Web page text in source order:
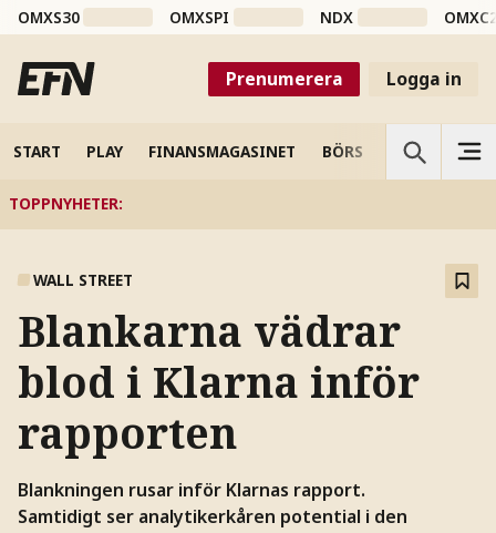
OMXS30 OMXSPI NDX
Prenumerera Logga in
START PLAY FINANSMAGASINET BÖRS VETENSKAP
TOPPNYHETER:
WALL STREET
Blankarna vädrar
blod i Klarna inför
rapporten
Blankningen rusar inför Klarnas rapport.
Samtidigt ser analytikerkåren potential i den